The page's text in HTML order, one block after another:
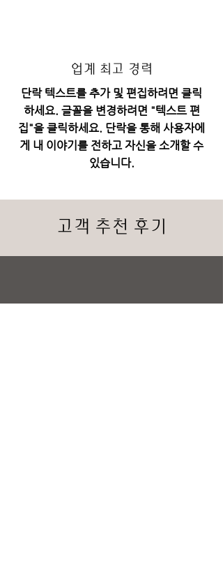
업계 최고 경력
단락 텍스트를 추가 및 편집하려면 클릭
하세요. 글꼴을 변경하려면 "텍스트 편
집"을 클릭하세요. 단락을 통해 사용자에
게 내 이야기를 전하고 자신을 소개할 수
있습니다.
고객 추천 후기